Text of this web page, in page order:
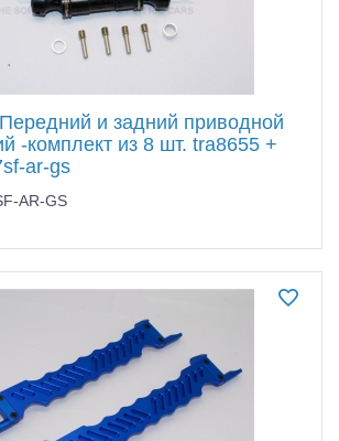
и задний приводной
-комплект из 8 шт. tra8655 +
ar-gs
AR-GS